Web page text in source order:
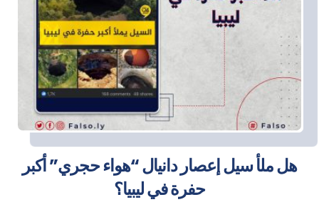
هل ملأ سيل إعصار دانيال “هواء حجري” أكبر
حفرة في ليبيا؟